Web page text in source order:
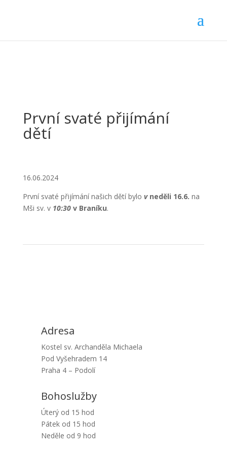
První svaté přijímání
dětí
16.06.2024
První svaté přijímání našich dětí bylo v neděli 16.6. na
Mši sv. v 10:30 v Braníku.
Adresa
Kostel sv. Archanděla Michaela
Pod Vyšehradem 14
Praha 4 – Podolí
Bohoslužby
Úterý od 15 hod
Pátek od 15 hod
Neděle od 9 hod